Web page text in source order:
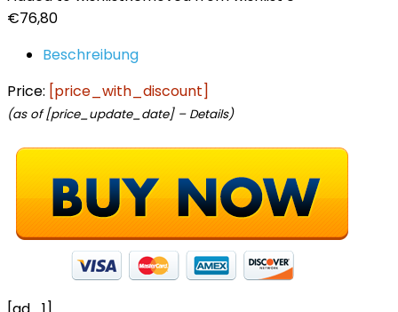
€76,80
Beschreibung
Price: [price_with_discount]
(as of [price_update_date] – Details)